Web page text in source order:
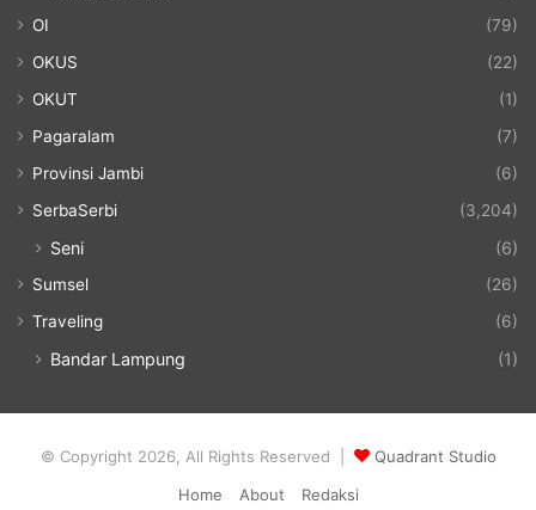
OI
(79)
OKUS
(22)
OKUT
(1)
Pagaralam
(7)
Provinsi Jambi
(6)
SerbaSerbi
(3,204)
Seni (6)
Sumsel
(26)
Traveling
(6)
Bandar Lampung (1)
© Copyright 2026, All Rights Reserved |
Quadrant Studio
Home
About Redaksi